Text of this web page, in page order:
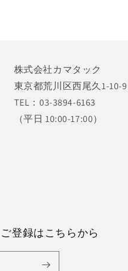
株式会社カマタック
東京都荒川区西尾久1-10-9
TEL：03-3894-6163
（平日 10:00-17:00）
登録はこちらから